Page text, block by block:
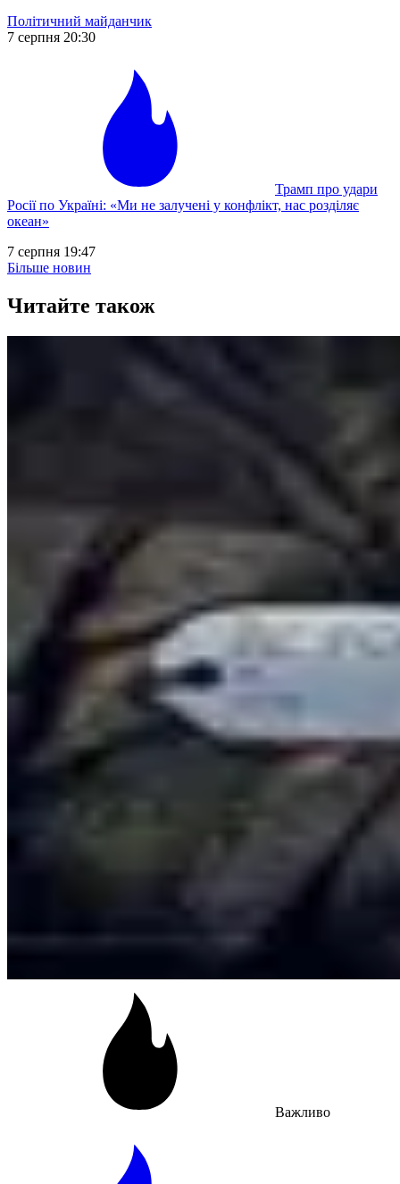
Політичний майданчик
7 серпня 20:30
Трамп про удари
Росії по Україні: «Ми не залучені у конфлікт, нас розділяє
океан»
7 серпня 19:47
Більше новин
Читайте також
Важливо